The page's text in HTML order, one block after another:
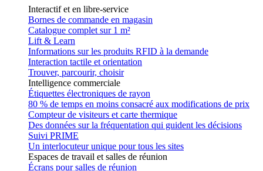
Interactif et en libre-service
Bornes de commande en magasin
Catalogue complet sur 1 m²
Lift & Learn
Informations sur les produits RFID à la demande
Interaction tactile et orientation
Trouver, parcourir, choisir
Intelligence commerciale
Étiquettes électroniques de rayon
80 % de temps en moins consacré aux modifications de prix
Compteur de visiteurs et carte thermique
Des données sur la fréquentation qui guident les décisions
Suivi PRIME
Un interlocuteur unique pour tous les sites
Espaces de travail et salles de réunion
Écrans pour salles de réunion